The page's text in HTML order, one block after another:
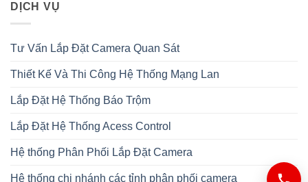
DỊCH VỤ
Tư Vấn Lắp Đặt Camera Quan Sát
Thiết Kế Và Thi Công Hệ Thống Mạng Lan
Lắp Đặt Hệ Thống Báo Trộm
Lắp Đặt Hệ Thống Acess Control
Hệ thống Phân Phối Lắp Đặt Camera
Hệ thống chi nhánh các tỉnh phân phối camera